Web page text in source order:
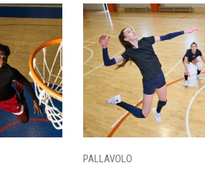
PALLAVOLO